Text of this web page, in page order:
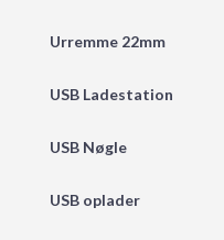
Urremme 22mm
USB Ladestation
USB Nøgle
USB oplader